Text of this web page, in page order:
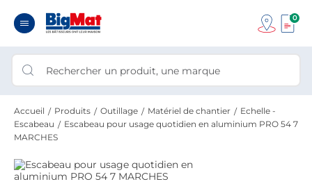
0
Accueil Produits Outillage Matériel de chantier
Echelle -
Escabeau
Escabeau pour usage quotidien en aluminium PRO 54 7
MARCHES